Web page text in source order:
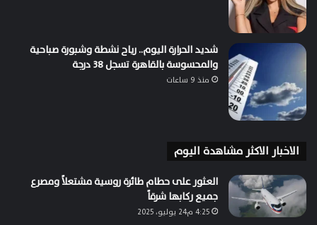
شديد الحرارة اليوم.. رياح نشطة وشبورة صباحية
والمحسوسة بالقاهرة تسجل 38 درجة
منذ 9 ساعات
الاخبار الاكثر مشاهدة اليوم
العثور على حطام طائرة روسية مشتعلاً ومصرع
جميع ركابها شرقاً
4:25 م24 يوليو، 2025